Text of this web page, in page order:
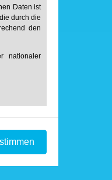
Daten ist
durch die
den
nationaler